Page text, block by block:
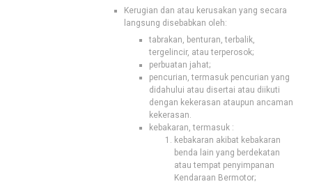
Kerugian dan atau kerusakan yang secara
langsung disebabkan oleh:
tabrakan, benturan, terbalik,
tergelincir, atau terperosok;
perbuatan jahat;
pencurian, termasuk pencurian yang
didahului atau disertai atau diikuti
dengan kekerasan ataupun ancaman
kekerasan.
kebakaran, termasuk :
kebakaran akibat kebakaran
benda lain yang berdekatan
atau tempat penyimpanan
Kendaraan Bermotor;